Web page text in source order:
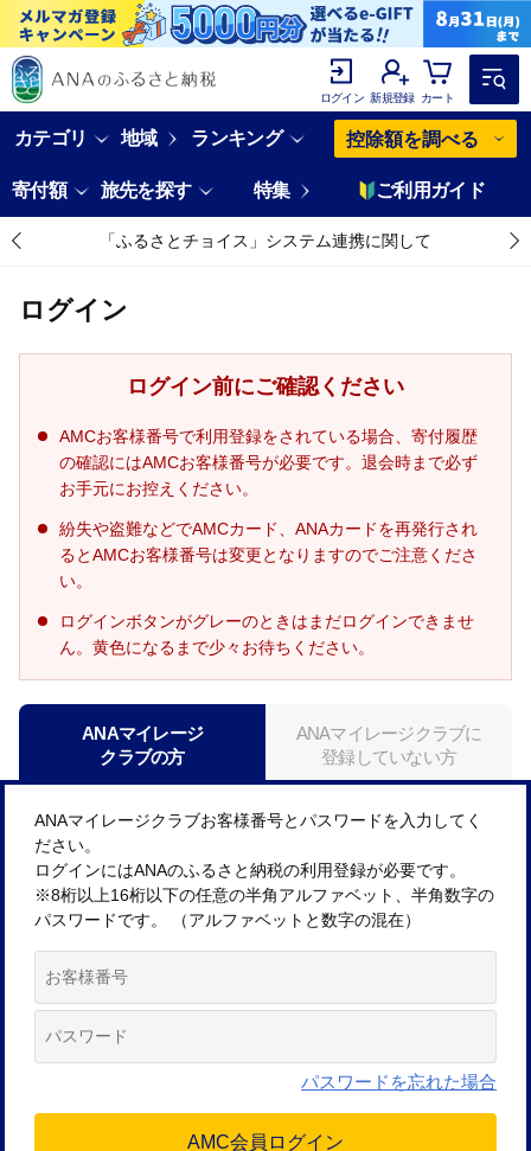
ログイン 新規登録 カート
カテゴリ 地域 ランキング 控除額を調べる
寄付額 旅先を探す 特集 ご利用ガイド
「ふるさとチョイス」システム連携に関して
ログイン
ログイン前にご確認ください
AMCお客様番号で利用登録をされている場合、寄付履歴
の確認にはAMCお客様番号が必要です。退会時まで必ず
お手元にお控えください。
紛失や盗難などでAMCカード、ANAカードを再発行され
るとAMCお客様番号は変更となりますのでご注意くださ
い。
ログインボタンがグレーのときはまだログインできませ
ん。黄色になるまで少々お待ちください。
ANAマイレージ
クラブの方
ANAマイレージクラブに
登録していない方
ANAマイレージクラブお客様番号とパスワードを入力してく
ださい。
ログインにはANAのふるさと納税の利用登録が必要です。
※8桁以上16桁以下の任意の半角アルファベット、半角数字の
パスワードです。 （アルファベットと数字の混在）
パスワードを忘れた場合